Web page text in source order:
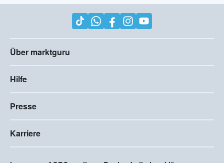
Über marktguru
Hilfe
Presse
Karriere